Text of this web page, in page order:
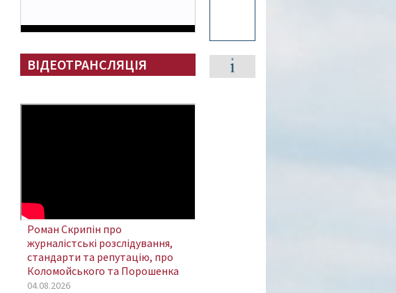
ВІДЕОТРАНСЛЯЦІЯ
Роман Скрипін про
журналістські розслідування,
стандарти та репутацію, про
Коломойського та Порошенка
04.08.2026